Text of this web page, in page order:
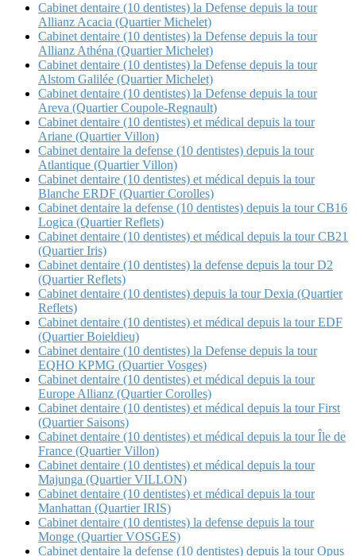
Cabinet dentaire (10 dentistes) la Defense depuis la tour
Allianz Acacia (Quartier Michelet)
Cabinet dentaire (10 dentistes) la Defense depuis la tour
Allianz Athéna (Quartier Michelet)
Cabinet dentaire (10 dentistes) la Defense depuis la tour
Alstom Galilée (Quartier Michelet)
Cabinet dentaire (10 dentistes) la Defense depuis la tour
Areva (Quartier Coupole-Regnault)
Cabinet dentaire (10 dentistes) et médical depuis la tour
Ariane (Quartier Villon)
Cabinet dentaire la defense (10 dentistes) depuis la tour
Atlantique (Quartier Villon)
Cabinet dentaire (10 dentistes) et médical depuis la tour
Blanche ERDF (Quartier Corolles)
Cabinet dentaire la defense (10 dentistes) depuis la tour CB16
Logica (Quartier Reflets)
Cabinet dentaire (10 dentistes) et médical depuis la tour CB21
(Quartier Iris)
Cabinet dentaire (10 dentistes) la defense depuis la tour D2
(Quartier Reflets)
Cabinet dentaire (10 dentistes) depuis la tour Dexia (Quartier
Reflets)
Cabinet dentaire (10 dentistes) et médical depuis la tour EDF
(Quartier Boieldieu)
Cabinet dentaire (10 dentistes) la Defense depuis la tour
EQHO KPMG (Quartier Vosges)
Cabinet dentaire (10 dentistes) et médical depuis la tour
Europe Allianz (Quartier Corolles)
Cabinet dentaire (10 dentistes) et médical depuis la tour First
(Quartier Saisons)
Cabinet dentaire (10 dentistes) et médical depuis la tour Île de
France (Quartier Villon)
Cabinet dentaire (10 dentistes) et médical depuis la tour
Majunga (Quartier VILLON)
Cabinet dentaire (10 dentistes) et médical depuis la tour
Manhattan (Quartier IRIS)
Cabinet dentaire (10 dentistes) la defense depuis la tour
Monge (Quartier VOSGES)
Cabinet dentaire la defense (10 dentistes) depuis la tour Opus